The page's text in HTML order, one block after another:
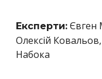
Експерти: Євген
Олексій
Набока